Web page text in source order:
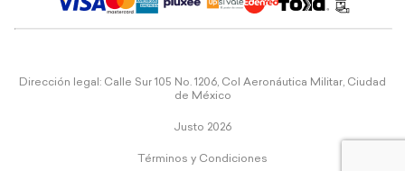
Dirección legal: Calle Sur 105 No. 1206, Col Aeronáutica Militar, Ciudad
de México
Justo 2026
Términos y Condiciones